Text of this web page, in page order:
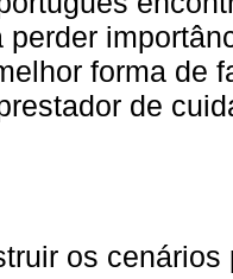
perder
forma de
de
os